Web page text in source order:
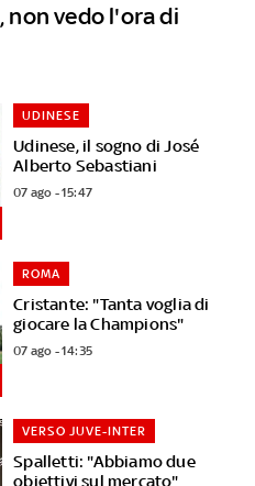
non vedo l'ora di
Udinese, il sogno di José
Alberto Sebastiani
UDINESE
07 ago - 15:47
Cristante: "Tanta voglia di
giocare la Champions"
ROMA
07 ago - 14:35
Spalletti: "Abbiamo due
obiettivi sul mercato"
VERSO JUVE-INTER